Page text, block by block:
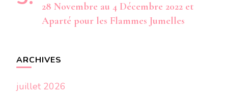
28 Novembre au 4 Décembre 2022 et
Aparté pour les Flammes Jumelles
ARCHIVES
juillet 2026